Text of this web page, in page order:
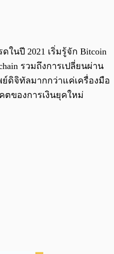
ในปี 2021 เริ่มรู้จัก Bitcoin
รวมถึงการเปลี่ยนผ่าน
ดิจิทัลมากกว่าแค่เครื่องมือ
ตของการเงินยุคใหม่